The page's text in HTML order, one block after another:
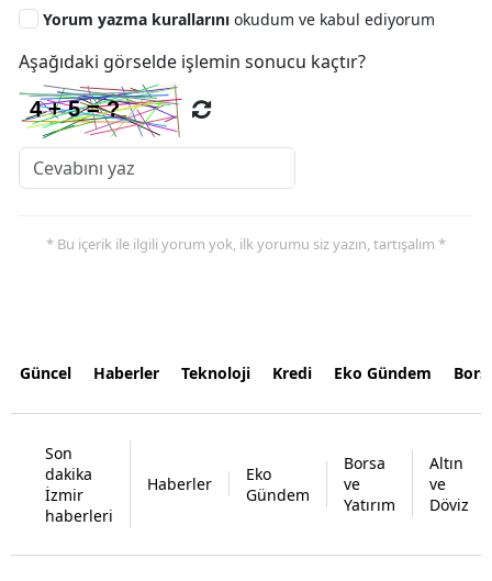
Yorum yazma kurallarını okudum ve kabul ediyorum
Aşağıdaki görselde işlemin sonucu kaçtır?
* Bu içerik ile ilgili yorum yok, ilk yorumu siz yazın, tartışalım *
Güncel Haberler Teknoloji Kredi Eko Gündem
Son
dakika
İzmir
haberleri
Haberler
Eko
Gündem
Borsa
ve
Yatırım
Altın
ve
Döviz